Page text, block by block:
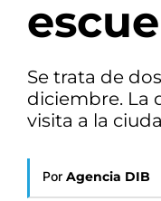
Se trata de
diciembre. La
visita a la
Por Agencia DIB